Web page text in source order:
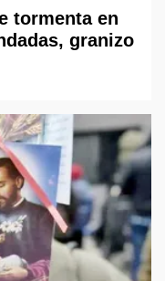
tormenta en
granizo